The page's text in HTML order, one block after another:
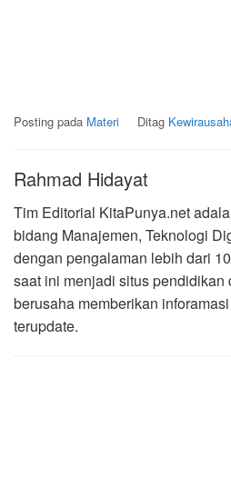
Posting pada Materi Ditag
Rahmad Hidayat
Tim Editorial KitaPunya.net
bidang Manajemen, Teknologi
dengan pengalaman lebih dari
saat ini menjadi situs pendidikan
berusaha memberikan
terupdate.